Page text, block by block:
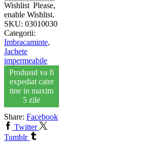
Wishlist Please,
enable Wishlist.
SKU: 03010030
Categorii:
Imbracaminte,
Jachete
impermeabile
Produsul va fi
expediat catre
tine in maxim
5 zile
Share: Facebook
Twitter
Tumblr